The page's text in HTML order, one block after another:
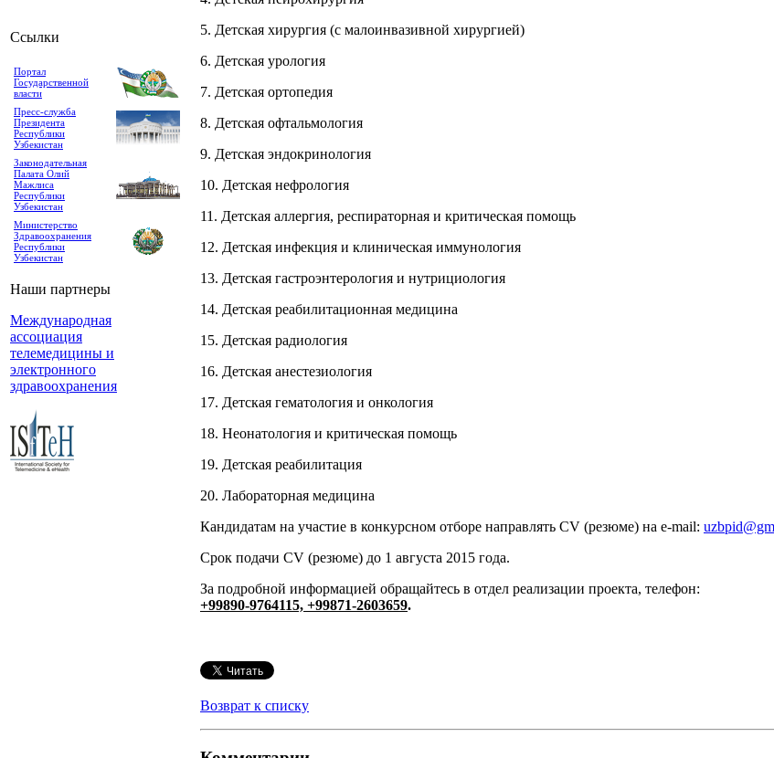
Ссылки
Портал
Государственной
власти
Пресс-служба
Президента
Республики
Узбекистан
Законодательная
Палата Олий
Мажлиса
Республики
Узбекистан
Министерство
Здравоохранения
Республики
Узбекистан
Наши партнеры
Международная
ассоциация
телемедицины и
электронного
здравоохранения
5. Детская хирургия (с малоинвазивной хирургией)
6. Детская урология
7. Детская ортопедия
8. Детская офтальмология
9. Детская эндокринология
10. Детская нефрология
11. Детская аллергия, респираторная и критическая помощь
12. Детская инфекция и клиническая иммунология
13. Детская гастроэнтерология и нутрициология
14. Детская реабилитационная медицина
15. Детская радиология
16. Детская анестезиология
17. Детская гематология и онкология
18. Неонатология и критическая помощь
19. Детская реабилитация
20. Лабораторная медицина
Кандидатам на участие в конкурсном отборе направлять CV (резюме) на e-mail:
Срок подачи CV (резюме) до 1 августа 2015 года.
За подробной информацией обращайтесь в отдел реализации проекта, телефон:
+99890-9764115, +99871-2603659.
Возврат к списку